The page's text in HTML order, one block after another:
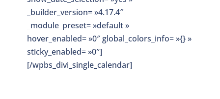
_builder_version= »4.17.4″
_module_preset= »default »
hover_enabled= »0″ global_colors_info= »{} »
sticky_enabled= »0″]
[/wpbs_divi_single_calendar]